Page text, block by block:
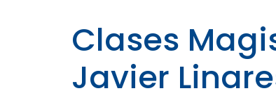
Clases
Javier